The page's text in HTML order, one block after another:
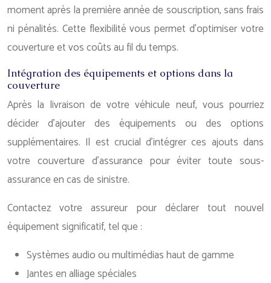
moment après la première année de souscription, sans frais
ni pénalités. Cette flexibilité vous permet d’optimiser votre
couverture et vos coûts au fil du temps.
Intégration des équipements et options dans la
couverture
Après la livraison de votre véhicule neuf, vous pourriez
décider d’ajouter des équipements ou des options
supplémentaires. Il est crucial d’intégrer ces ajouts dans
votre couverture d’assurance pour éviter toute sous-
assurance en cas de sinistre.
Contactez votre assureur pour déclarer tout nouvel
équipement significatif, tel que :
Systèmes audio ou multimédias haut de gamme
Jantes en alliage spéciales